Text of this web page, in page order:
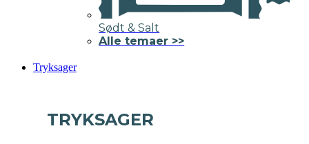
Sødt & Salt
Alle temaer >>
Tryksager
TRYKSAGER